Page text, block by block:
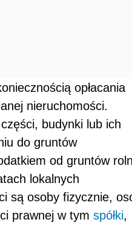
opłacania
nieruchomości.
budynki lub ich
do gruntów
od gruntów
lokalnych
są osoby fizycznie,
prawnej w tym spółki,